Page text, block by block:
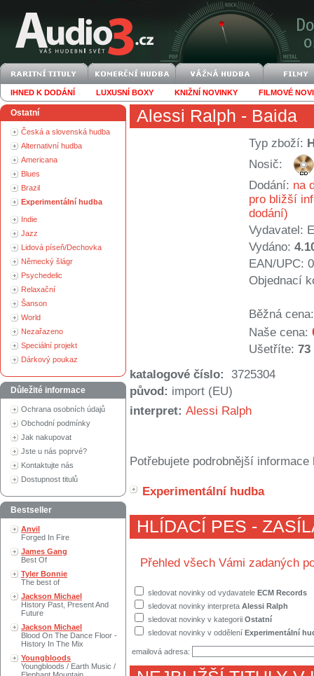
IHNED K DODÁNÍ LUXUSNÍ BOXY KNIŽNÍ NOVINKY FILMOVÉ
Ostatní
Česká a slovenská hudba
Alternativní hudba
Americana
Blues
Brazil
Experimentální hudba
Indie
Jazz
Lidová píseň/Dechovka
Německý šlágr
Psychedelic
Relaxační
Šanson
World
Nezařazeno
Speciální projekt
Dárkový poukaz
Důležité informace
Ochrana osobních údajů
Obchodní podmínky
Jak nakupovat
Jste u nás poprvé?
Kontaktujte nás
Dostupnost titulů
Bestseller
Anvil
Forged In Fire
James Gang
Best Of
Tyler Bonnie
The best of
Jackson Michael
History Past, Present And
Future
Jackson Michael
Blood On The Dance Floor -
History In The Mix
Youngbloods
Youngbloods / Earth Music /
Alessi Ralph - Baida
Typ zboží:
Nosič:
Dodání: na
pro bližší
dodání)
Vydavatel:
Vydáno:
EAN/UPC:
Objednací
Běžná cena:
Naše cena:
Ušetříte: 73
katalogové číslo:
3725304
původ: import (EU)
interpret: Alessi Ralph
Potřebujete podrobnější
Experimentální hudba
HLÍDACÍ PES -
Přehled všech Vámi zadaných
sledovat novinky od vydavatele ECM Records
sledovat novinky interpreta Alessi Ralph
sledovat novinky v kategorii Ostatní
sledovat novinky v oddělení Experimentální
emailová adresa: